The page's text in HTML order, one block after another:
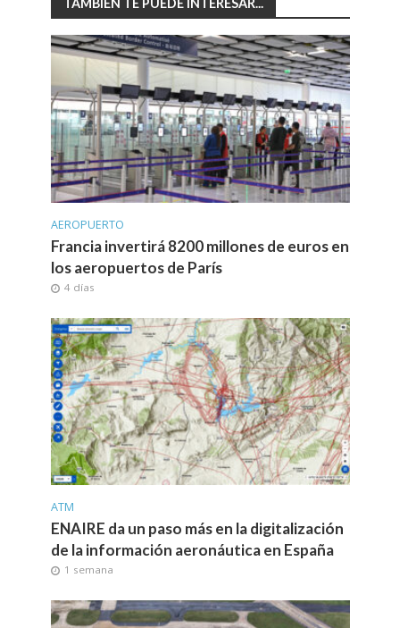
TAMBIÉN TE PUEDE INTERESAR...
AEROPUERTO
Francia invertirá 8200 millones de euros en
los aeropuertos de París
4 días
ATM
ENAIRE da un paso más en la digitalización
de la información aeronáutica en España
1 semana